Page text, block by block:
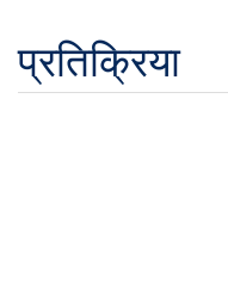
प्रतिक्रिया